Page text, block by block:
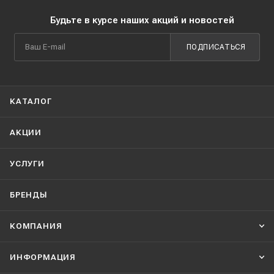
Будьте в курсе наших акций и новостей
ПОДПИСАТЬСЯ
КАТАЛОГ
АКЦИИ
УСЛУГИ
БРЕНДЫ
КОМПАНИЯ
ИНФОРМАЦИЯ